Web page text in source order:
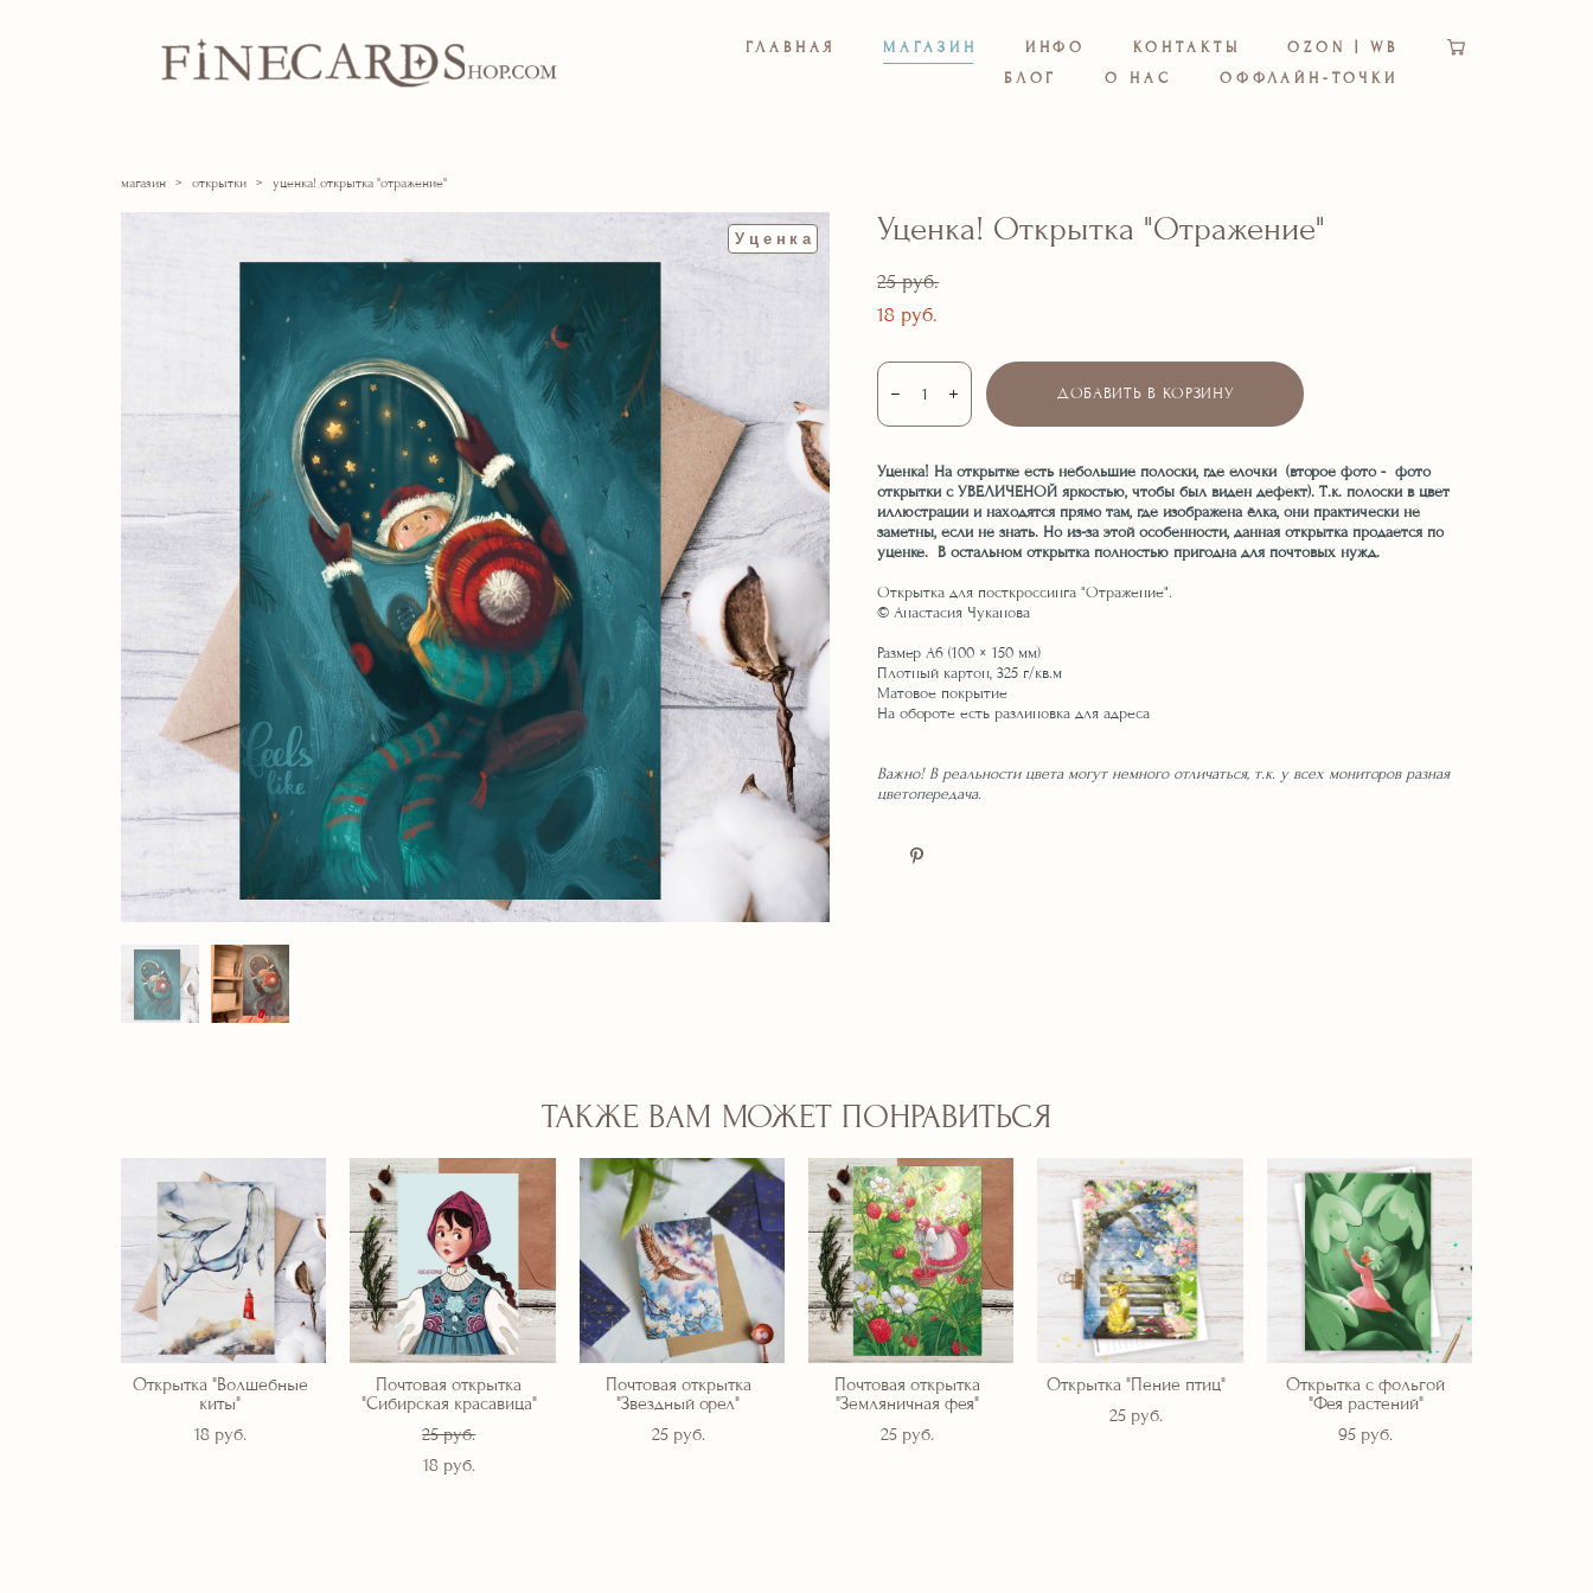
ГЛАВНАЯ МАГАЗИН ИНФО КОНТАКТЫ
OZON | WB
БЛОГ
О НАС ОФФЛАЙН-ТОЧКИ
магазин > открытки > уценка! открытка "отражение"
Уценка Уценка! Открытка "Отражение"
25 pуб.
18 pуб.
ДОБАВИТЬ В КОРЗИНУ
Уценка! На открытке есть небольшие полоски, где елочки (второе фото - фото
открытки с УВЕЛИЧЕНОЙ яркостью, чтобы был виден дефект). Т.к. полоски в цвет
иллюстрации и находятся прямо там, где изображена ёлка, они практически не
заметны, если не знать. Но из-за этой особенности, данная открытка продается по
уценке. В остальном открытка полностью пригодна для почтовых нужд.
Открытка для посткроссинга "Отражение".
© Анастасия Чуканова
Размер А6 (100 × 150 мм)
Плотный картон, 325 г/кв.м
Матовое покрытие
На обороте есть разлиновка для адреса
Важно! В реальности цвета могут немного отличаться, т.к. у всех мониторов разная
цветопередача.
ТАКЖЕ ВАМ МОЖЕТ ПОНРАВИТЬСЯ
Открытка "Волшебные
киты"
18 pуб.
Почтовая открытка
"Сибирская красавица"
25 pуб.
18 pуб.
Почтовая открытка
"Звездный орел"
25 pуб.
Почтовая открытка
"Земляничная фея"
25 pуб.
Открытка "Пение птиц"
25 pуб.
Открытка с фольгой
"Фея растений"
95 pуб.